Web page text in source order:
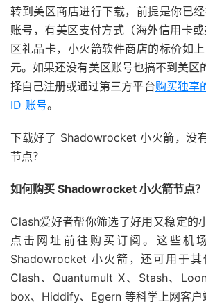
转到美区商店进行下载，前提是你已
账号，有美区支付方式（海外信用卡
区礼品卡，小火箭软件商店的标价如
元。如果还没有美区账号也搞不到美区
择自己注册或通过第三方平台购买独享
ID 账号。
下载好了 Shadowrocket 小火箭，没
节点？
如何购买 Shadowrocket 小火箭节点？
Clash爱好者帮你筛选了好用又稳定的
点击网址前往购买订阅。这些机
Shadowrocket 小火箭，还可用于其
Clash、Quantumult X、Stash、
box、Hiddify、Egern 等科学上网客户